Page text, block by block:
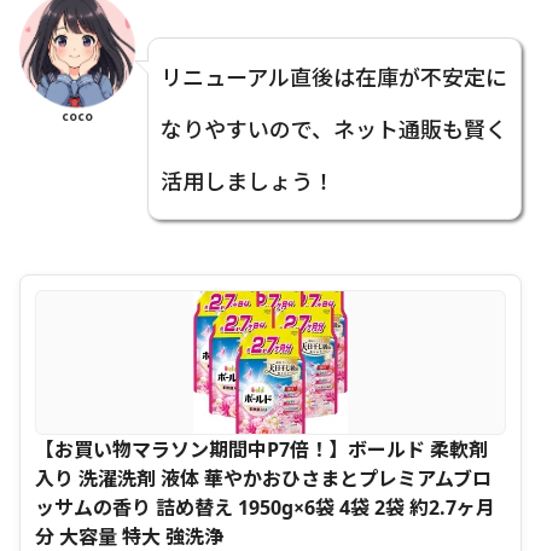
coco
リニューアル直後は在庫が不安定に
なりやすいので、ネット通販も賢く
活用しましょう！
【お買い物マラソン期間中P7倍！】ボールド 柔軟剤
入り 洗濯洗剤 液体 華やかおひさまとプレミアムブロ
ッサムの香り 詰め替え 1950g×6袋 4袋 2袋 約2.7ヶ月
分 大容量 特大 強洗浄